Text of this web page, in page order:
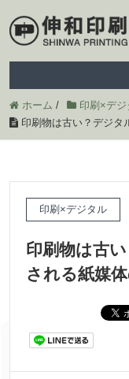
ホーム / 印刷×デジ
印刷物は古い？デジタ
印刷 ×デジタル
印刷物は古
される紙媒体